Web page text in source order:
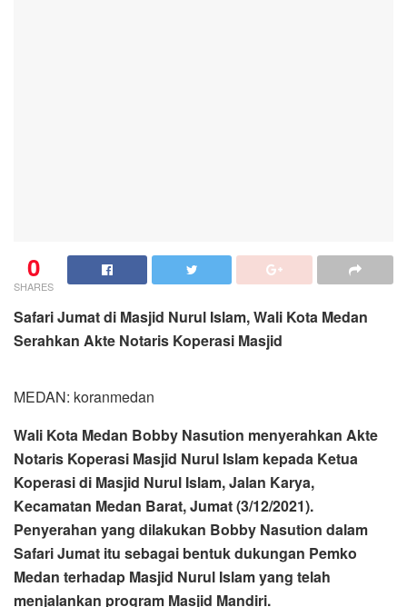
0
SHARES
Safari Jumat di Masjid Nurul Islam, Wali Kota Medan
Serahkan Akte Notaris Koperasi Masjid
MEDAN: koranmedan
Wali Kota Medan Bobby Nasution menyerahkan Akte
Notaris Koperasi Masjid Nurul Islam kepada Ketua
Koperasi di Masjid Nurul Islam, Jalan Karya,
Kecamatan Medan Barat, Jumat (3/12/2021).
Penyerahan yang dilakukan Bobby Nasution dalam
Safari Jumat itu sebagai bentuk dukungan Pemko
Medan terhadap Masjid Nurul Islam yang telah
menjalankan program Masjid Mandiri.